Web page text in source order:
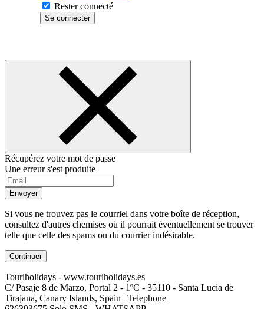
Rester connecté
Se connecter
Récupérez votre mot de passe
Une erreur s'est produite
Envoyer
Si vous ne trouvez pas le courriel dans votre boîte de réception,
consultez d'autres chemises où il pourrait éventuellement se trouver
telle que celle des spams ou du courrier indésirable.
Continuer
Touriholidays - www.touriholidays.es
C/ Pasaje 8 de Marzo, Portal 2 - 1ºC - 35110 - Santa Lucia de
Tirajana, Canary Islands, Spain | Telephone